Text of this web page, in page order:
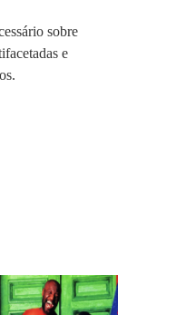
sobre
e